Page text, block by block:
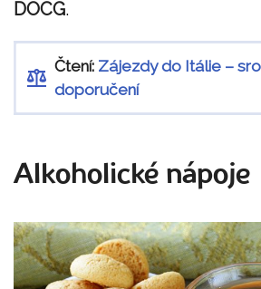
DOCG.
Čtení: Zájezdy do Itálie –
doporučení
Alkoholické nápoje